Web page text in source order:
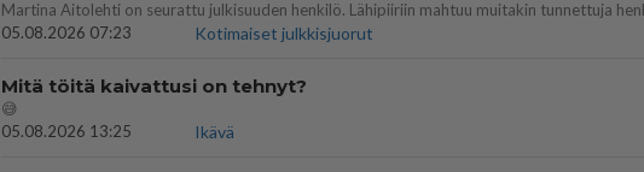
05.08.2026 07:23
Kotimaiset julkkisjuorut
Mitä töitä kaivattusi on tehnyt?
😅
05.08.2026 13:25
Ikävä